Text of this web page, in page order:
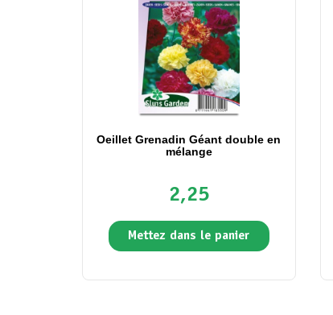
Oeillet Grenadin Géant double en
mélange
2,25
Mettez dans le panier